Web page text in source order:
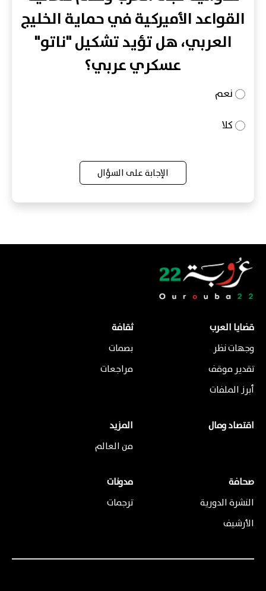
القواعد الأميركية في حماية الخليج
العربي، هل تؤيد تشكيل "ناتو"
عسكري عربي؟
نعم
كلا
الإجابة على السؤال
قضايا العرب
وجهات نظر
تقدير موقف
أبرز الملفات
ثقافة
بصمات
مراجعات
اقتصاد ومال
المزيد
من العالم
صحافة
النشرة الدورية
الأرشيف
مدونات
ترجمات